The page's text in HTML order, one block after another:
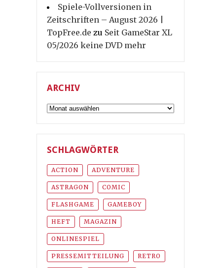
Spiele-Vollversionen in
Zeitschriften – August 2026 |
TopFree.de zu Seit GameStar XL
05/2026 keine DVD mehr
ARCHIV
Archiv
SCHLAGWÖRTER
ACTION ADVENTURE
ASTRAGON COMIC
FLASHGAME GAMEBOY
HEFT MAGAZIN
ONLINESPIEL
PRESSEMITTEILUNG RETRO